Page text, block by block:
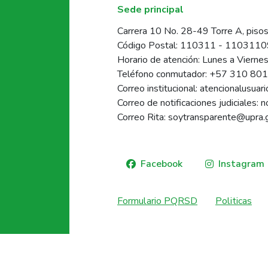
Sede principal
Carrera 10 No. 28-49 Torre A,
Código Postal: 110311 -
Horario de atención: Lunes a
Teléfono conmutador: +57 310
Correo institucional:
Correo de notificaciones judiciales:
Correo Rita:
Facebook Instagram
Formulario PQRSD Politicas